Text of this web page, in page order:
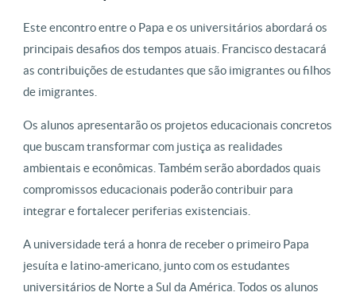
Este encontro entre o Papa e os universitários abordará os
principais desafios dos tempos atuais. Francisco destacará
as contribuições de estudantes que são imigrantes ou filhos
de imigrantes.
Os alunos apresentarão os projetos educacionais concretos
que buscam transformar com justiça as realidades
ambientais e econômicas. Também serão abordados quais
compromissos educacionais poderão contribuir para
integrar e fortalecer periferias existenciais.
A universidade terá a honra de receber o primeiro Papa
jesuíta e latino-americano, junto com os estudantes
universitários de Norte a Sul da América. Todos os alunos